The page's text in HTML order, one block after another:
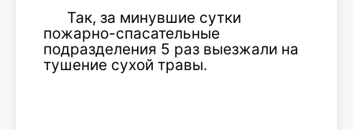
Так, за минувшие сутки
пожарно-спасательные
подразделения 5 раз выезжали на
тушение сухой травы.